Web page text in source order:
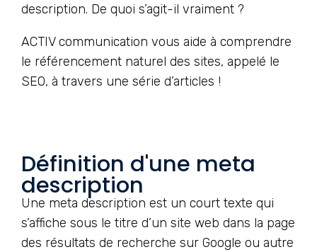
description. De quoi s’agit-il vraiment ?
ACTIV communication vous aide à comprendre
le référencement naturel des sites, appelé le
SEO, à travers une série d’articles !
Définition d'une meta
description
Une meta description est un court texte qui
s’affiche sous le titre d’un site web dans la page
des résultats de recherche sur Google ou autre